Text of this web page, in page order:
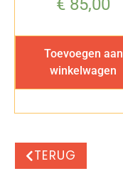
€ 85,00
Toevoegen aan
winkelwagen
TERUG